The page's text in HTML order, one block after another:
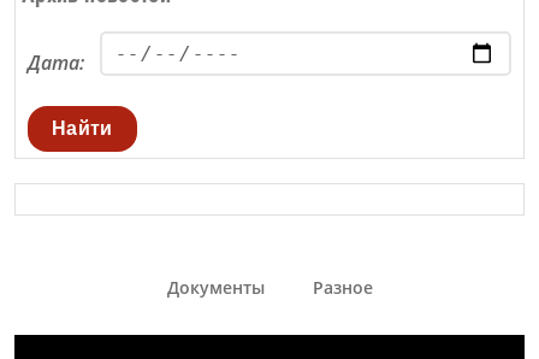
Дата:
Найти
Документы Разное